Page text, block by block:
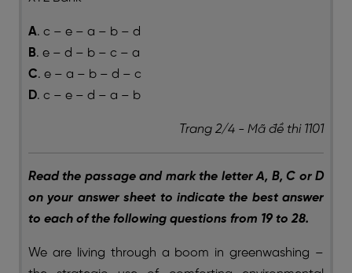
A. c – e – a – b – d
B. e – d – b – c – a
C. e – a – b – d – c
D. c – e – d – a – b
Trang 2/4 - Mã đề thi 1101
Read the passage and mark the letter A, B, C or D
on your answer sheet to indicate the best answer
to each of the following questions from 19 to 28.
We are living through a boom in greenwashing –